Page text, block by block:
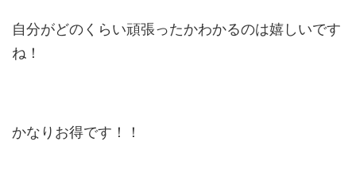
自分がどのくらい頑張ったかわかるのは嬉しいです
ね！
かなりお得です！！